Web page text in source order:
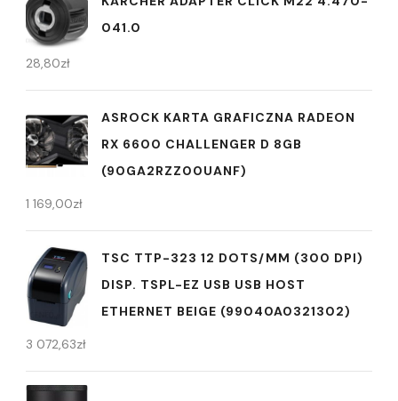
041.0
28,80zł
ASROCK KARTA GRAFICZNA RADEON
RX 6600 CHALLENGER D 8GB
(90GA2RZZ00UANF)
1 169,00zł
TSC TTP-323 12 DOTS/MM (300 DPI)
DISP. TSPL-EZ USB USB HOST
ETHERNET BEIGE (99040A0321302)
3 072,63zł